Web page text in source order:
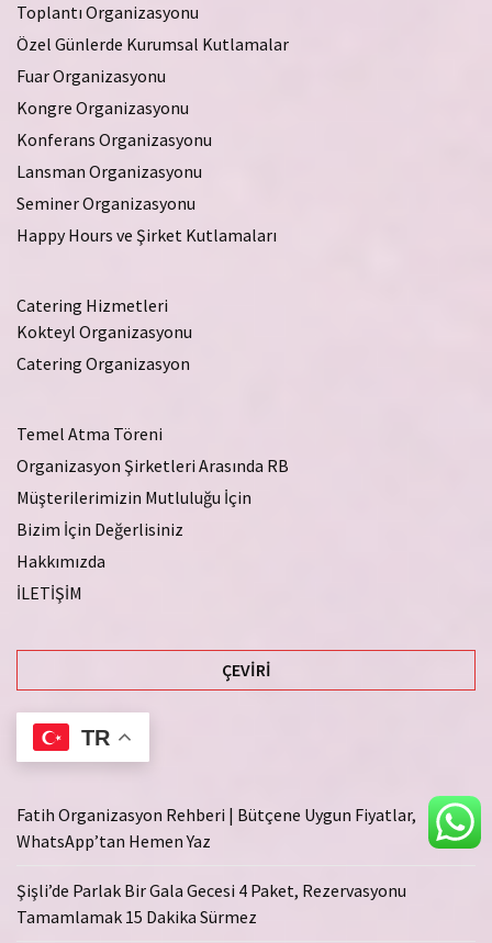
Toplantı Organizasyonu
Özel Günlerde Kurumsal Kutlamalar
Fuar Organizasyonu
Kongre Organizasyonu
Konferans Organizasyonu
Lansman Organizasyonu
Seminer Organizasyonu
Happy Hours ve Şirket Kutlamaları
Catering Hizmetleri
Kokteyl Organizasyonu
Catering Organizasyon
Temel Atma Töreni
Organizasyon Şirketleri Arasında RB
Müşterilerimizin Mutluluğu İçin
Bizim İçin Değerlisiniz
Hakkımızda
İLETİŞİM
ÇEVIRI
TR
Fatih Organizasyon Rehberi | Bütçene Uygun Fiyatlar,
WhatsApp’tan Hemen Yaz
Şişli’de Parlak Bir Gala Gecesi 4 Paket, Rezervasyonu
Tamamlamak 15 Dakika Sürmez